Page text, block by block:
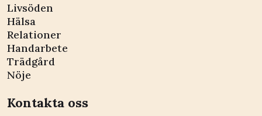
Livsöden
Hälsa
Relationer
Handarbete
Trädgård
Nöje
Kontakta oss